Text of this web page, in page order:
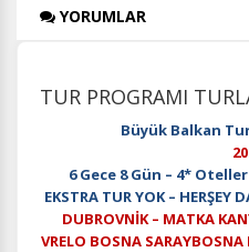
YORUMLAR
TUR PROGRAMI
Büyük Balkan
6 Gece 8 Gün – 4*
EKSTRA TUR YOK – HERŞEY
DUBROVNİK – MATKA
VRELO BOSNA SARAYBOSNA